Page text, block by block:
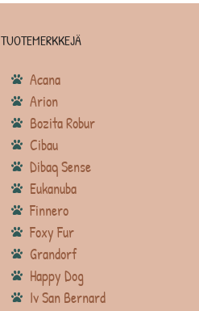
TUOTEMERKKEJÄ
Acana
Arion
Bozita Robur
Cibau
Dibaq Sense
Eukanuba
Finnero
Foxy Fur
Grandorf
Happy Dog
Iv San Bernard